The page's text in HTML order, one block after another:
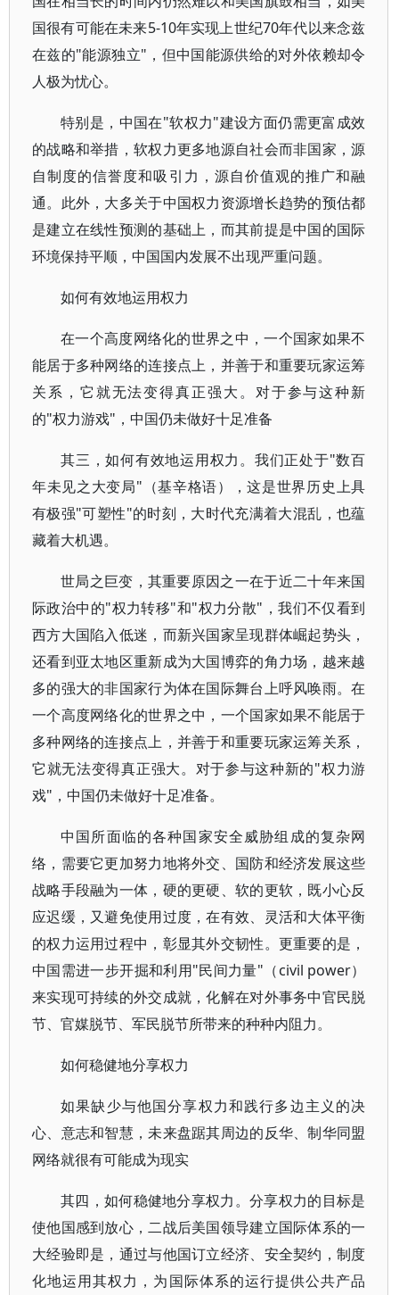
国很有可能在未来5-10年实现上世纪70年代以来念兹
在兹的"能源独立"，但中国能源供给的对外依赖却令
人极为忧心。
特别是，中国在"软权力"建设方面仍需更富成效
的战略和举措，软权力更多地源自社会而非国家，源
自制度的信誉度和吸引力，源自价值观的推广和融
通。此外，大多关于中国权力资源增长趋势的预估都
是建立在线性预测的基础上，而其前提是中国的国际
环境保持平顺，中国国内发展不出现严重问题。
如何有效地运用权力
在一个高度网络化的世界之中，一个国家如果不
能居于多种网络的连接点上，并善于和重要玩家运筹
关系，它就无法变得真正强大。对于参与这种新
的"权力游戏"，中国仍未做好十足准备
其三，如何有效地运用权力。我们正处于"数百
年未见之大变局"（基辛格语），这是世界历史上具
有极强"可塑性"的时刻，大时代充满着大混乱，也蕴
藏着大机遇。
世局之巨变，其重要原因之一在于近二十年来国
际政治中的"权力转移"和"权力分散"，我们不仅看到
西方大国陷入低迷，而新兴国家呈现群体崛起势头，
还看到亚太地区重新成为大国博弈的角力场，越来越
多的强大的非国家行为体在国际舞台上呼风唤雨。在
一个高度网络化的世界之中，一个国家如果不能居于
多种网络的连接点上，并善于和重要玩家运筹关系，
它就无法变得真正强大。对于参与这种新的"权力游
戏"，中国仍未做好十足准备。
中国所面临的各种国家安全威胁组成的复杂网
络，需要它更加努力地将外交、国防和经济发展这些
战略手段融为一体，硬的更硬、软的更软，既小心反
应迟缓，又避免使用过度，在有效、灵活和大体平衡
的权力运用过程中，彰显其外交韧性。更重要的是，
中国需进一步开掘和利用"民间力量"（civil power）
来实现可持续的外交成就，化解在对外事务中官民脱
节、官媒脱节、军民脱节所带来的种种内阻力。
如何稳健地分享权力
如果缺少与他国分享权力和践行多边主义的决
心、意志和智慧，未来盘踞其周边的反华、制华同盟
网络就很有可能成为现实
其四，如何稳健地分享权力。分享权力的目标是
使他国感到放心，二战后美国领导建立国际体系的一
大经验即是，通过与他国订立经济、安全契约，制度
化地运用其权力，为国际体系的运行提供公共产品